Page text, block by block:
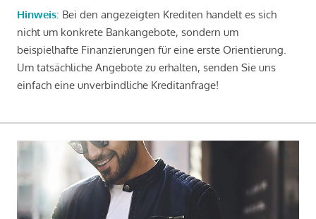
Hinweis: Bei den angezeigten Krediten handelt es sich
nicht um konkrete Bankangebote, sondern um
beispielhafte Finanzierungen für eine erste Orientierung.
Um tatsächliche Angebote zu erhalten, senden Sie uns
einfach eine unverbindliche Kreditanfrage!